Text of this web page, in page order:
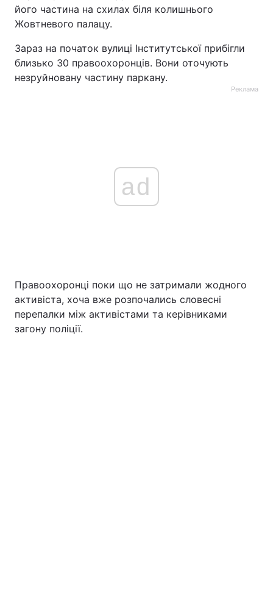
його частина на схилах біля колишнього
Жовтневого палацу.
Зараз на початок вулиці Інститутської прибігли
близько 30 правоохоронців. Вони оточують
незруйновану частину паркану.
Реклама
ad
Правоохоронці поки що не затримали жодного
активіста, хоча вже розпочались словесні
перепалки між активістами та керівниками
загону поліції.